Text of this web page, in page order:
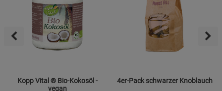
Kopp Vital ® Bio-Kokosöl -
vegan
4er-Pack schwarzer Knoblauch